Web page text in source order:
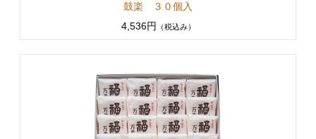
鼓楽 ３０個入
4,536円
（税込み）